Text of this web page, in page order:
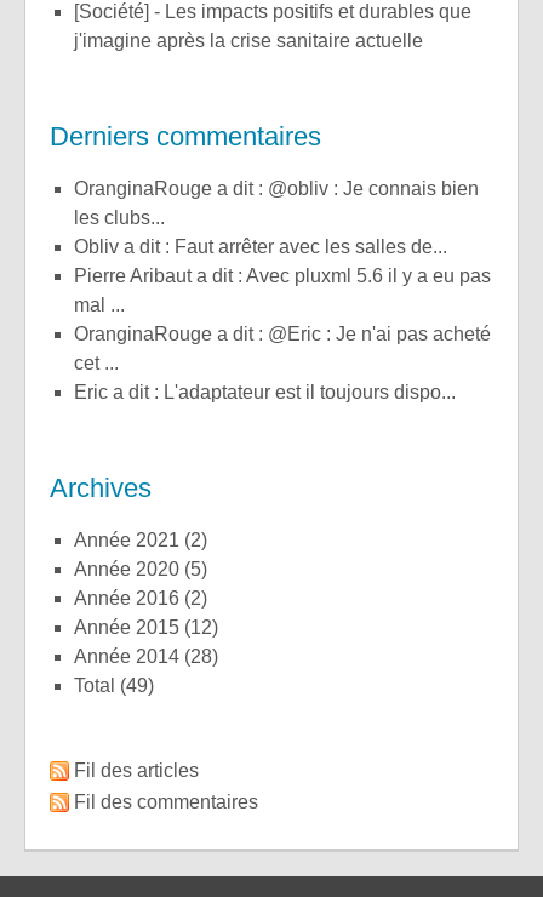
[Société] - Les impacts positifs et durables que
j'imagine après la crise sanitaire actuelle
Derniers commentaires
OranginaRouge a dit : @obliv : Je connais bien
les clubs...
obliv a dit : Faut arrêter avec les salles de...
Pierre Aribaut a dit : Avec pluxml 5.6 il y a eu pas
mal ...
OranginaRouge a dit : @Eric : Je n'ai pas acheté
cet ...
Eric a dit : L'adaptateur est il toujours dispo...
Archives
année 2021 (2)
année 2020 (5)
année 2016 (2)
année 2015 (12)
année 2014 (28)
total (49)
Fil des articles
Fil des commentaires